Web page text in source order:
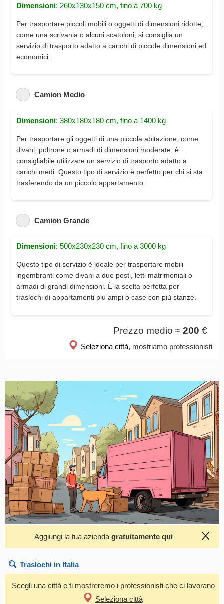
Dimensioni: 260x130x150 cm, fino a 700 kg
Per trasportare piccoli mobili o oggetti di dimensioni ridotte,
come una scrivania o alcuni scatoloni, si consiglia un
servizio di trasporto adatto a carichi di piccole dimensioni ed
economici.
Camion Medio
Dimensioni: 380x180x180 cm, fino a 1400 kg
Per trasportare gli oggetti di una piccola abitazione, come
divani, poltrone o armadi di dimensioni moderate, è
consigliabile utilizzare un servizio di trasporto adatto a
carichi medi. Questo tipo di servizio è perfetto per chi si sta
trasferendo da un piccolo appartamento.
Camion Grande
Dimensioni: 500x230x230 cm, fino a 3000 kg
Questo tipo di servizio è ideale per trasportare mobili
ingombranti come divani a due posti, letti matrimoniali o
armadi di grandi dimensioni. È la scelta perfetta per
traslochi di appartamenti più ampi o case con più stanze.
Prezzo medio ≈ 200 €
Seleziona città, mostriamo professionisti
Aggiungi la tua azienda gratuitamente qui
Traslochi in Italia
Scegli una città e ti mostreremo i professionisti che ci lavorano
Seleziona città